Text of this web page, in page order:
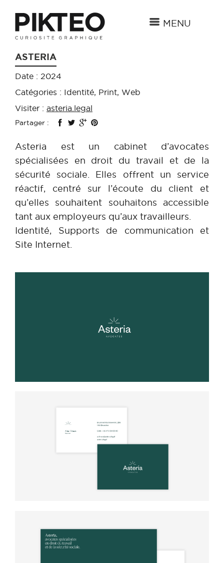
MENU
ASTERIA
Date : 2024
Catégories : Identité, Print, Web
Visiter : asteria.legal
Partager :
Asteria est un cabinet d’avocates
spécialisées en droit du travail et de la
sécurité sociale. Elles offrent un service
réactif, centré sur l’écoute du client et
qu’elles souhaitent souhaitons accessible
tant aux employeurs qu’aux travailleurs.
Identité, Supports de communication et
Site Internet.